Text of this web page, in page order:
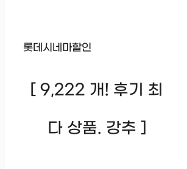
롯데시네마할인
[ 9,222 개! 후기 최
다 상품. 강추 ]